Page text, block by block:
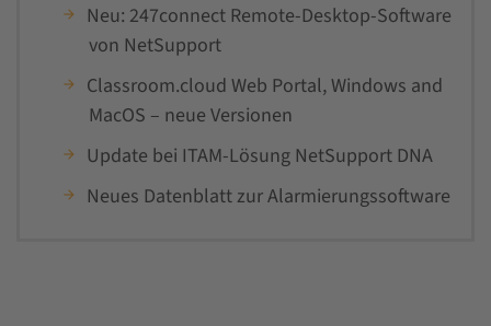
Neu: 247connect Remote-Desktop-Software
von NetSupport
Classroom.cloud Web Portal, Windows and
MacOS – neue Versionen
Update bei ITAM-Lösung NetSupport DNA
Neues Datenblatt zur Alarmierungssoftware